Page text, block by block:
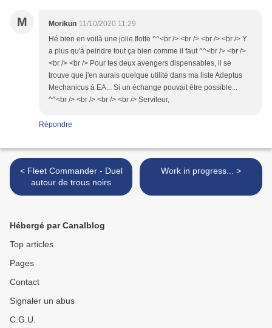
M Morikun 11/10/2020 11:29
Hé bien en voilà une jolie flotte ^^<br /> <br /> <br /> <br /> Y
a plus qu'à peindre tout ça bien comme il faut ^^<br /> <br />
<br /> <br /> Pour tes deux avengers dispensables, il se
trouve que j'en aurais quelque utilité dans ma liste Adeptus
Mechanicus à EA... Si un échange pouvait être possible...
^^<br /> <br /> <br /> <br /> Serviteur,
Répondre
< Fleet Commander - Duel
autour de trous noirs
Work in progress... >
Hébergé par Canalblog
Top articles
Pages
Contact
Signaler un abus
C.G.U.